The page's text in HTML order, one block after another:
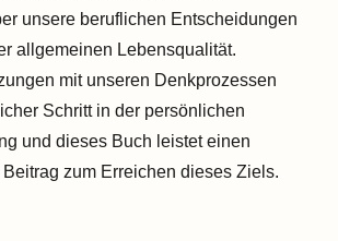
unsere beruflichen Entscheidungen
allgemeinen Lebensqualität.
mit unseren Denkprozessen
Schritt in der persönlichen
und dieses Buch leistet einen
zum Erreichen dieses Ziels.